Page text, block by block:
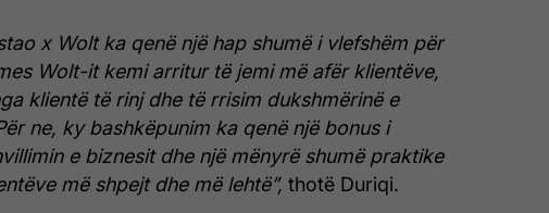
x Wolt ka qenë një hap shumë i vlefshëm për
Wolt-it kemi arritur të jemi më afër klientëve,
klientë të rinj dhe të rrisim dukshmërinë e
ne, ky bashkëpunim ka qenë një bonus i
e biznesit dhe një mënyrë shumë praktike
më shpejt dhe më lehtë”, thotë Duriqi.